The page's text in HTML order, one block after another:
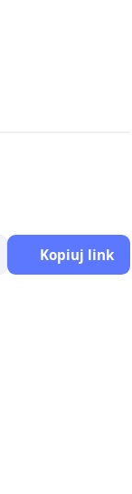
Kopiuj link